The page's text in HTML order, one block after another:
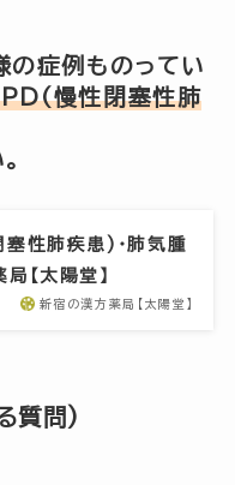
の症例ものってい
慢性閉塞性肺
性肺疾患)・肺気腫
【太陽堂】
新宿の漢方薬局【太陽堂】
質問)